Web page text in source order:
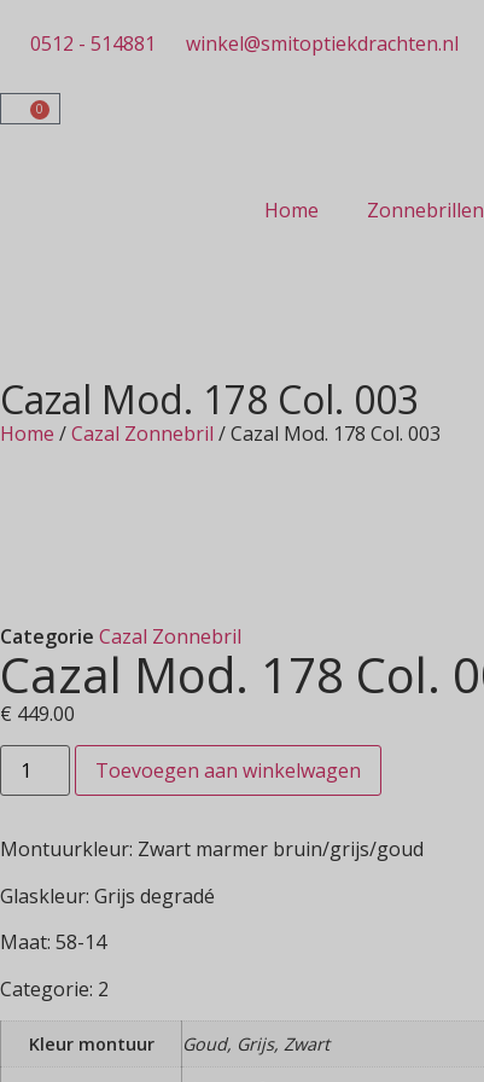
0512 - 514881 winkel@smitoptiekdrachten.nl
0
Home Zonnebrillen
Cazal Mod. 178 Col. 003
Home /Cazal Zonnebril / Cazal Mod. 178 Col. 003
Categorie Cazal Zonnebril
Cazal Mod. 178 Col.
€ 449.00
Toevoegen aan winkelwagen
Montuurkleur: Zwart marmer bruin/grijs/goud
Glaskleur: Grijs degradé
Maat: 58-14
Categorie: 2
Kleur montuur
Goud, Grijs, Zwart